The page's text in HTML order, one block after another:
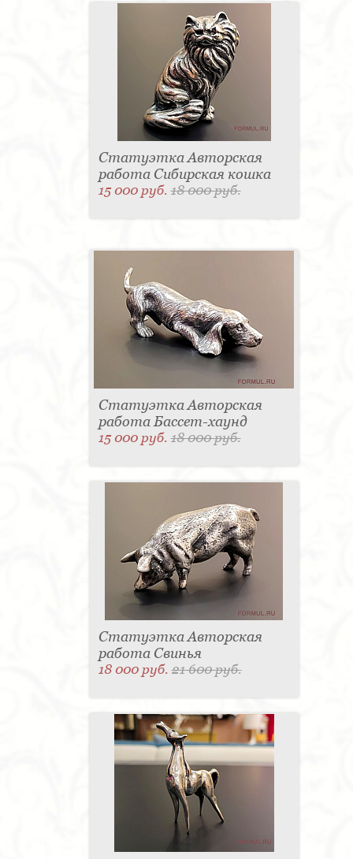
Статуэтка Авторская
работа Сибирская кошка
15 000 руб.18 000 руб.
Статуэтка Авторская
работа Бассет-хаунд
15 000 руб.18 000 руб.
Статуэтка Авторская
работа Свинья
18 000 руб.21 600 руб.